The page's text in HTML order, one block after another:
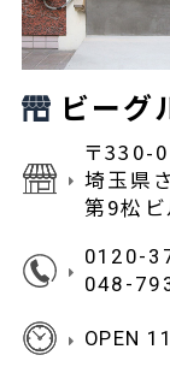
ビーグ
〒330-
埼玉県
第9松
0120-
048-
OPEN